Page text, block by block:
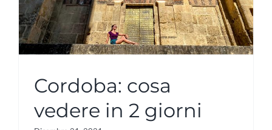
Cordoba: cosa
vedere in 2 giorni